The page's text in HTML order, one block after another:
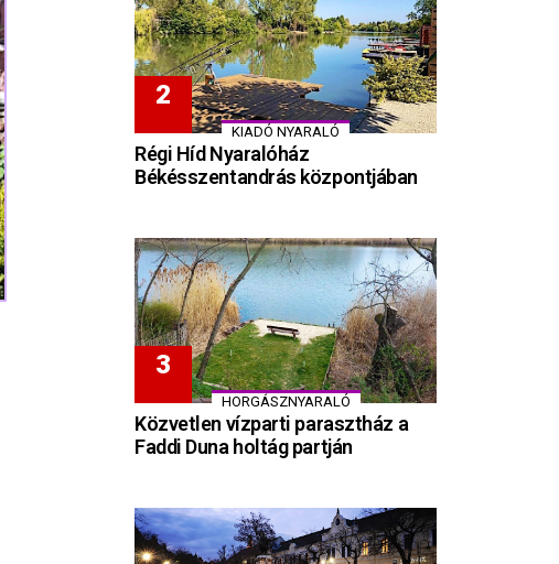
KIADÓ NYARALÓ
Régi Híd Nyaralóház
Békésszentandrás központjában
HORGÁSZNYARALÓ
Közvetlen vízparti parasztház a
Faddi Duna holtág partján